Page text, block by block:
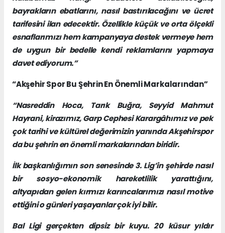
bayrakların ebatlarını, nasıl bastırılacağını ve ücret
tarifesini ilan edecektir. Özellikle küçük ve orta ölçekli
esnaflarımızı hem kampanyaya destek vermeye hem
de uygun bir bedelle kendi reklamlarını yapmaya
davet ediyorum.”
“Akşehir Spor Bu Şehrin En Önemli Markalarından”
“Nasreddin Hoca, Tarık Buğra, Seyyid Mahmut
Hayrani, kirazımız, Garp Cephesi Karargâhımız ve pek
çok tarihi ve kültürel değerimizin yanında Akşehirspor
da bu şehrin en önemli markalarından biridir.
İlk başkanlığımın son senesinde 3. Lig’in şehirde nasıl
bir sosyo-ekonomik hareketlilik yarattığını,
altyapıdan gelen kırmızı karıncalarımızı nasıl motive
ettiğini o günleri yaşayanlar çok iyi bilir.
Bal Ligi gerçekten dipsiz bir kuyu. 20 küsur yıldır